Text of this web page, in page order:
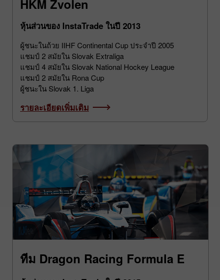
ผู้ชนะในถ้วย IIHF Continental Cup ประจำปี 2005
แชมป์ 2 สมัยใน Slovak Extraliga
แชมป์ 4 สมัยใน Slovak National Hockey League
แชมป์ 2 สมัยใน Rona Cup
ผู้ชนะใน Slovak 1. Liga
รายละเอียดเพิ่มเติม
ทีม Dragon Racing Formula E